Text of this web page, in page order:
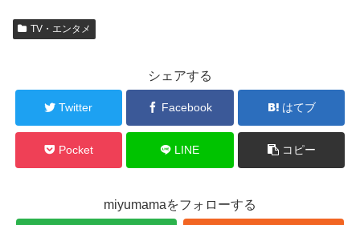
TV・エンタメ
シェアする
Twitter Facebook はてブ
Pocket LINE コピー
miyumamaをフォローする